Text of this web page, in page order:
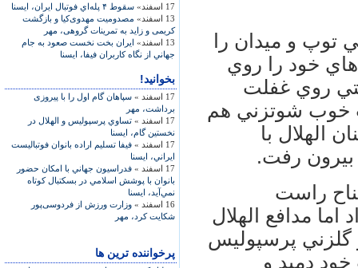
17 اسفند»
سقوط ۴ پله‌اي فوتبال ايران، ایسنا
13 اسفند»
مصدومیت مهدوی‌کیا و بازگشت
کریمی و زاید به تمرینات گروهی، مهر
13 اسفند»
ايران بخت نخست صعود به جام
جهاني از نگاه كاربران فيفا، ایسنا
بخوانید!
17 اسفند »
سپاهان گام اول را با پیروزی
برداشت، مهر
17 اسفند »
تساوي پرسپوليس و الهلال در
نخستين گام، ایسنا
17 اسفند »
فيفا تسليم اراده بانوان فوتباليست
ايراني، ایسنا
17 اسفند »
فدراسيون جهاني با امكان حضور
بانوان با پوشش اسلامي در بسكتبال كوتاه
نمي‌آيد، ایسنا
16 اسفند »
وزارت ورزش از فردوسی‌پور
شکايت کرد، مهر
پرخواننده ترین ها
توپ و ميدان را
خود را روي
روي غفلت
خوب شوتزني هم
الهلال با
بيرون رفت.
جناح راست
مدافع الهلال
گلزني پرسپوليس
دميد و